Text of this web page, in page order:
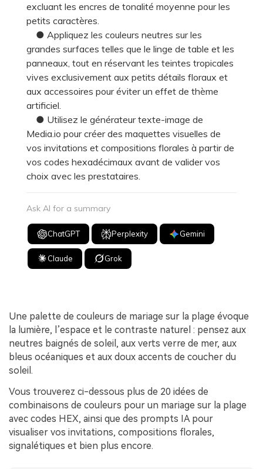
excluant les encres de tonalité moyenne pour les
petits caractères.
● Appliquez les couleurs neutres sur les
grandes surfaces telles que le linge de table et les
panneaux, tout en réservant les teintes tropicales
vives exclusivement aux petits détails floraux et
aux accessoires pour éviter un effet de thème
artificiel.
● Utilisez le générateur texte-image de
Media.io pour créer des maquettes visuelles de
vos invitations et compositions florales à partir de
vos codes hexadécimaux avant de valider vos
choix avec les prestataires.
Ask AI for a summary
ChatGPT Perplexity Gemini
Claude Grok
Une palette de couleurs de mariage sur la plage évoque
la lumière, l’espace et le contraste naturel : pensez aux
neutres baignés de soleil, aux verts verre de mer, aux
bleus océaniques et aux doux accents de coucher du
soleil.
Vous trouverez ci-dessous plus de 20 idées de
combinaisons de couleurs pour un mariage sur la plage
avec codes HEX, ainsi que des prompts IA pour
visualiser vos invitations, compositions florales,
signalétiques et bien plus encore.